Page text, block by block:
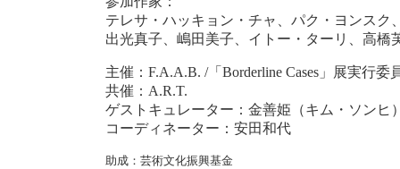
テレサ・ハッキョン・チャ、パク・ヨンスク
出光真子、嶋田美子、イトー・ターリ、高橋
主催：F.A.A.B. /「Borderline Cases」展実行委
共催：A.R.T.
ゲストキュレーター：金善姫（キム・ソンヒ
コーディネーター：安田和代
助成：芸術文化振興基金